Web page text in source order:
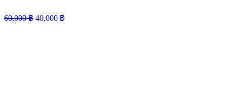
60,000฿ 40,000 ฿